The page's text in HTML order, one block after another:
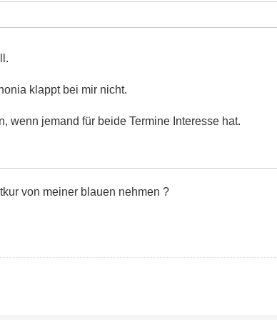
klappt bei mir nicht.
wenn jemand für beide Termine Interesse hat.
von meiner blauen nehmen ?